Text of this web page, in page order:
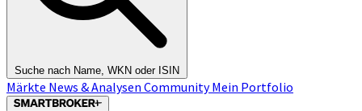
Suche nach Name, WKN oder ISIN
Märkte News & Analysen CommunityMein Portfolio